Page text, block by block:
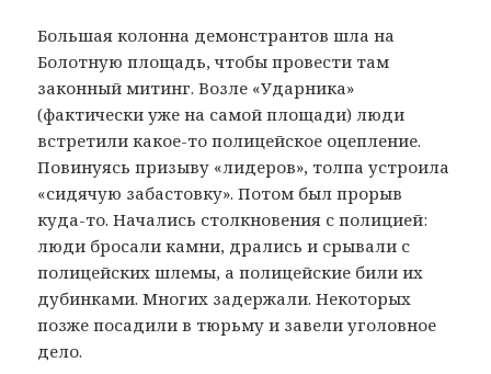
Большая колонна демонстрантов шла на
Болотную площадь, чтобы провести там
законный митинг. Возле «Ударника»
(фактически уже на самой площади) люди
встретили какое-то полицейское оцепление.
Повинуясь призыву «лидеров», толпа устроила
«сидячую забастовку». Потом был прорыв
куда-то. Начались столкновения с полицией:
люди бросали камни, дрались и срывали с
полицейских шлемы, а полицейские били их
дубинками. Многих задержали. Некоторых
позже посадили в тюрьму и завели уголовное
дело.